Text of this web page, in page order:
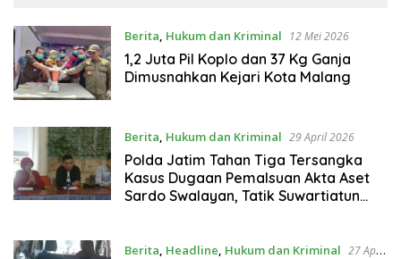
Berita, Hukum dan Kriminal 12 Mei 2026
1,2 Juta Pil Koplo dan 37 Kg Ganja
Dimusnahkan Kejari Kota Malang
Berita Hukum dan Kriminal 29 April 2026
Polda Jatim Tahan Tiga Tersangka
Kasus Dugaan Pemalsuan Akta Aset
Sardo Swalayan, Tatik Suwartiatun
Berita Headline Hukum dan Kriminal 27 April